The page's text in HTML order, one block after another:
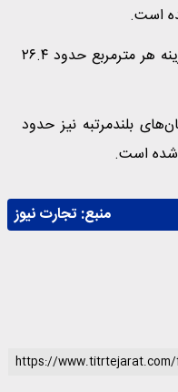
است.
ساختمان‌های ۱۶ طبقه و بالاتر با هزینه هر مترمربع حدود ۲۶.۴
بلندمرتبه نیز حدود
منبع: تجارت نیوز